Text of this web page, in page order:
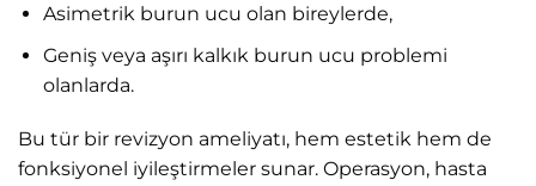
Asimetrik burun ucu olan bireylerde,
Geniş veya aşırı kalkık burun ucu problemi
olanlarda.
Bu tür bir revizyon ameliyatı, hem estetik hem de
fonksiyonel iyileştirmeler sunar. Operasyon, hasta